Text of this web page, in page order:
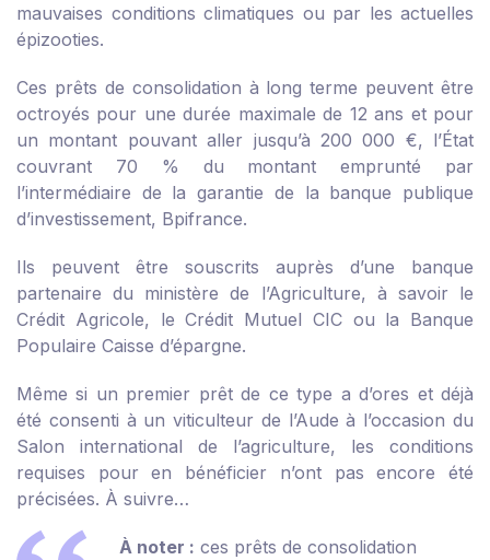
mauvaises conditions climatiques ou par les actuelles
épizooties.
Ces prêts de consolidation à long terme peuvent être
octroyés pour une durée maximale de 12 ans et pour
un montant pouvant aller jusqu’à 200 000 €, l’État
couvrant 70 % du montant emprunté par
l’intermédiaire de la garantie de la banque publique
d’investissement, Bpifrance.
Ils peuvent être souscrits auprès d’une banque
partenaire du ministère de l’Agriculture, à savoir le
Crédit Agricole, le Crédit Mutuel CIC ou la Banque
Populaire Caisse d’épargne.
Même si un premier prêt de ce type a d’ores et déjà
été consenti à un viticulteur de l’Aude à l’occasion du
Salon international de l’agriculture, les conditions
requises pour en bénéficier n’ont pas encore été
précisées. À suivre…
À noter : ces prêts de consolidation